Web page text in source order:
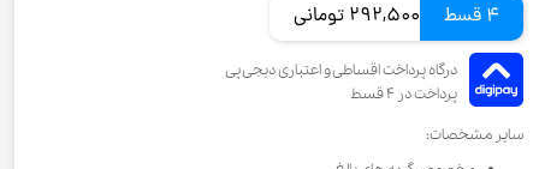
4 قسط 292,500 تومانی
سایر مشخصات: